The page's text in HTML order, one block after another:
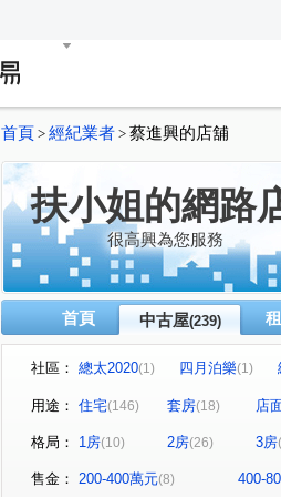
首頁 > 經紀業者 > 蔡進興的店舖
扶小姐的網路
很高興為您服務
首頁 中古屋(239)
社區： 總太2020(1) 四月泊樂(1)
元城上階綠
(1)
懋榮非等閑 市政交響曲(1)
中港世紀紅CD棟 雙捷湛
用途： 住宅(146) 套房(18) 店
格局： 1房(10) 2房(26) 3房
售金： 200-400萬元(8) 400-